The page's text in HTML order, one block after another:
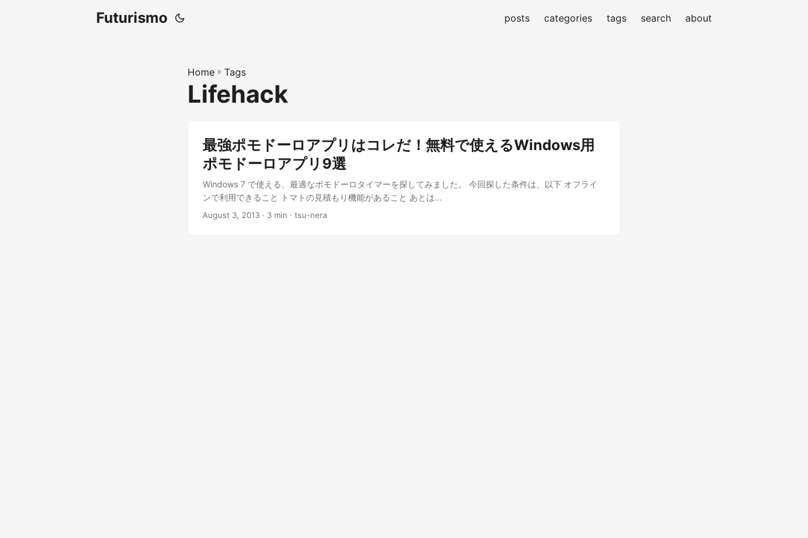
Futurismo posts categories tags search about
Home » Tags
Lifehack
最強ポモドーロアプリはコレだ！無料で使えるWindows用
ポモドーロアプリ9選
Windows 7 で使える、最適なポモドーロタイマーを探してみました。 今回探した条件は、以下 オフライ
ンで利用できること トマトの見積もり機能があること あとは...
August 3, 2013 · 3 min · tsu-nera